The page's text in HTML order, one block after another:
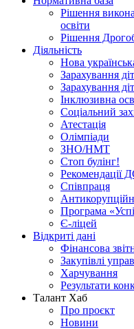
Рішення
освіти
Рішення
Діяльність
Нова
Зарахування
Зарахування
Інклюзивна
Соціальний
Атестація
Олімпіади
ЗНО/НМТ
Стоп булінг!
Рекомендації
Співпраця
Програма
Є-ліцей
Відкриті дані
Фінансова
Закупівлі
Харчування
Результати
Талант Хаб
Про проєкт
Новини